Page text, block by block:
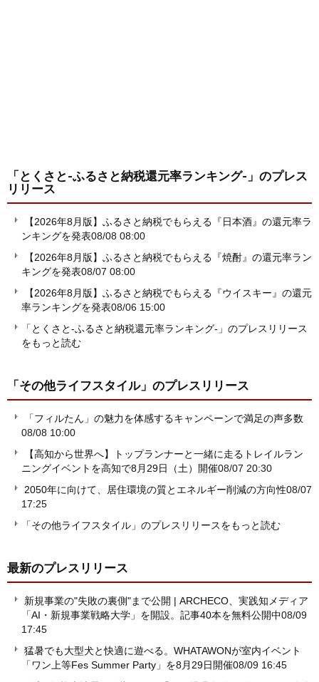
「とくさと-ふるさと納税還元率ランキング-」 のプレス
リリース
【2026年8月版】ふるさと納税でもらえる『日本酒』の還元率ラ
ンキングを発表08/08 08:00
【2026年8月版】ふるさと納税でもらえる『焼酎』の還元率ラン
キングを発表08/07 08:00
【2026年8月版】ふるさと納税でもらえる『ウイスキー』の還元
率ランキングを発表08/06 15:00
「とくさと-ふるさと納税還元率ランキング-」のプレスリリース
をもっと読む
「その他ライフスタイル」 のプレスリリース
「フィルたん」の魅力を体感するキャンペーンで満足の声多数
08/08 10:00
【高知から世界へ】トップランナーと一緒に走るトレイルラン
ニングイベントを高知で8月29日（土）開催08/07 20:30
2050年に向けて、居住環境の質とエネルギー削減の方向性08/07
17:25
「その他ライフスタイル」のプレスリリースをもっと読む
最新のプレスリリース
新規事業の"失敗の裏側"まで公開 | ARCHECO、実践知メディア
「AI・新規事業戦略大学」を開設。記事40本を無料公開中08/09
17:45
猛暑でも大型犬と快適に遊べる。WHATAWONが室内イベント
「ワン上等Fes Summer Party」を8月29日開催08/09 16:45